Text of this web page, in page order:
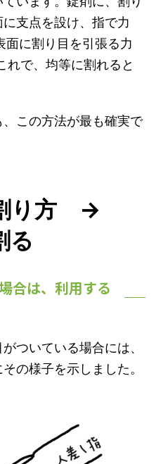
支点を設け、指で力
面に割り目を引張る力
れで、均等に割れると
この方法が最も確実で
割り方 →
る
合は、利用する
ついている場合には、
の様子を示しました。